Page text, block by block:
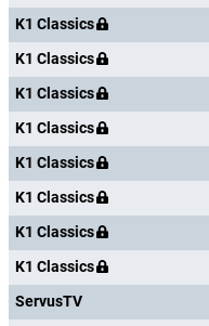
K1 Classics
K1 Classics
K1 Classics
K1 Classics
K1 Classics
K1 Classics
K1 Classics
K1 Classics
ServusTV